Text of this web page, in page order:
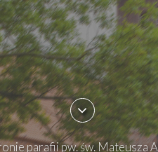
parafii pw. św. Mateusza